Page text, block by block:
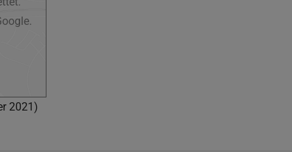
2021)